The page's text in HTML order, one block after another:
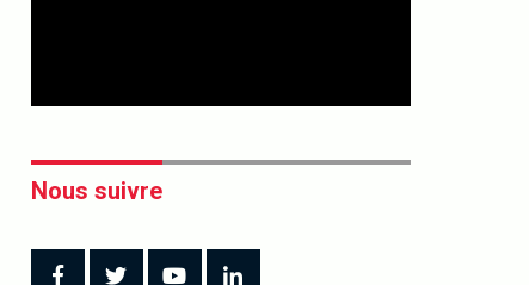
Nous suivre